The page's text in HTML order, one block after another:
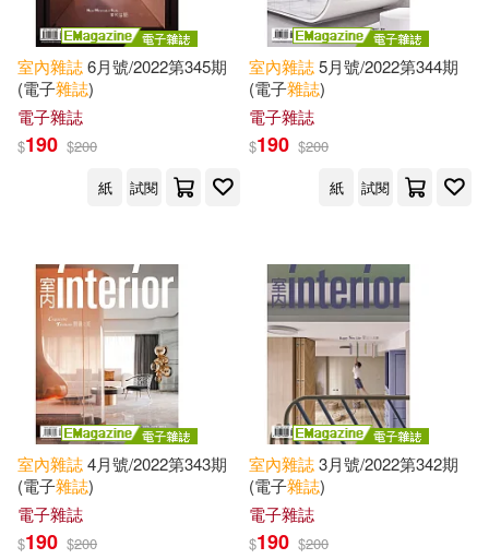
室內雜誌6月號/2022第345期
(電子雜誌)
電子雜誌
$190 $200
紙
試閱
室內雜誌5月號/2022第344期
(電子雜誌)
電子雜誌
$190 $200
紙
試閱
室內雜誌4月號/2022第343期
(電子雜誌)
電子雜誌
$190 $200
室內雜誌3月號/2022第342期
(電子雜誌)
電子雜誌
$190 $200